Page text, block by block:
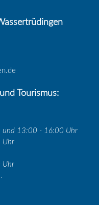
Tourismus:
13:00 - 16:00 Uhr
Uhr
Uhr